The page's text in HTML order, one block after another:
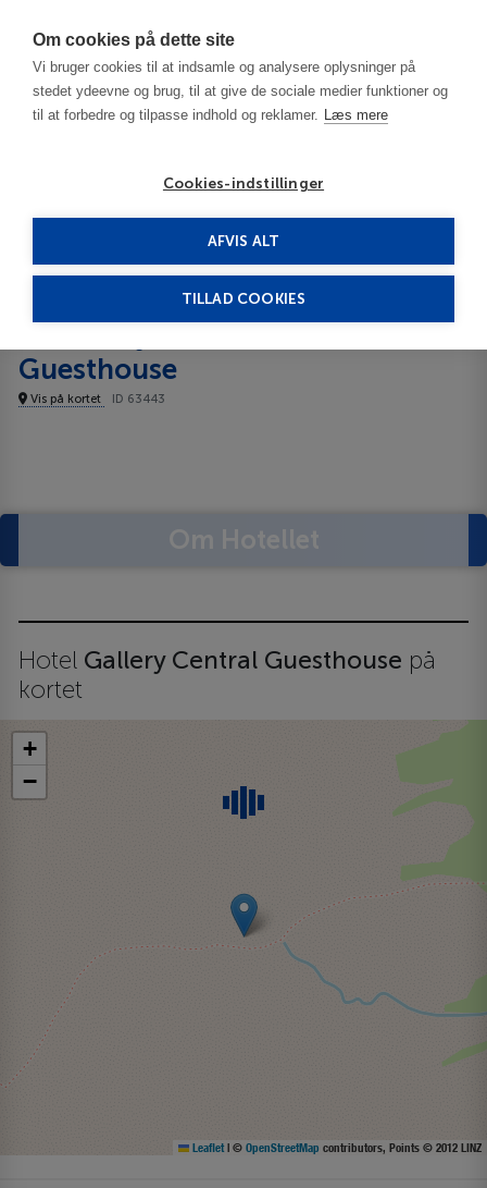
Om cookies på dette site
Vi bruger cookies til at indsamle og analysere oplysninger på
stedet ydeevne og brug, til at give de sociale medier funktioner og
til at forbedre og tilpasse indhold og reklamer. Læs mere
Cookies-indstillinger
AFVIS ALT
TILLAD COOKIES
Gallery Central Guesthouse Lejligheder
Guesthouse
Vis på kortet ID 63443
Hotel Gallery Central Guesthouse på
kortet
+
−
Leaflet | © OpenStreetMap contributors, Points © 2012 LINZ